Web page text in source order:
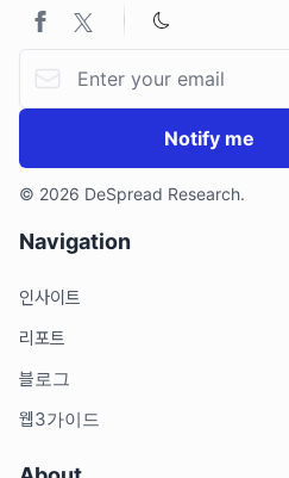
Notify me
© 2026 DeSpread Research.
Navigation
인사이트
리포트
블로그
웹3가이드